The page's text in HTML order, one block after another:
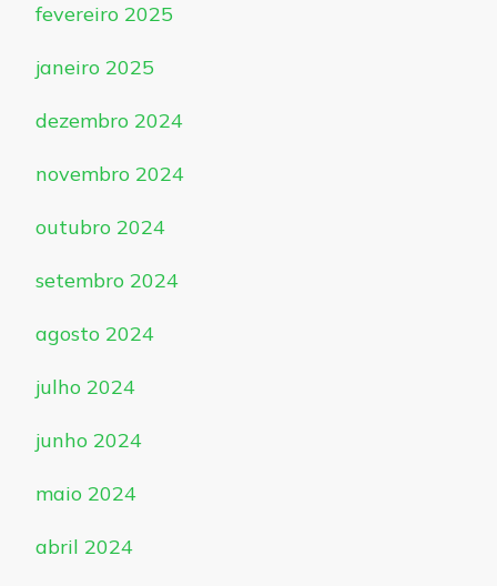
fevereiro 2025
janeiro 2025
dezembro 2024
novembro 2024
outubro 2024
setembro 2024
agosto 2024
julho 2024
junho 2024
maio 2024
abril 2024